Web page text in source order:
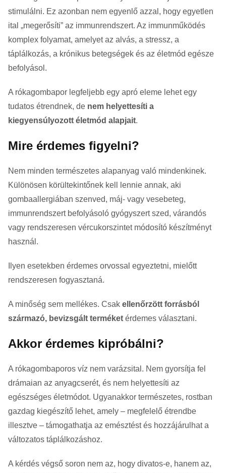
stimulálni. Ez azonban nem egyenlő azzal, hogy egyetlen
ital „megerősíti” az immunrendszert. Az immunműködés
komplex folyamat, amelyet az alvás, a stressz, a
táplálkozás, a krónikus betegségek és az életmód egésze
befolyásol.
A rókagombapor legfeljebb egy apró eleme lehet egy
tudatos étrendnek, de nem helyettesíti a
kiegyensúlyozott életmód alapjait.
Mire érdemes figyelni?
Nem minden természetes alapanyag való mindenkinek.
Különösen körültekintőnek kell lennie annak, aki
gombaallergiában szenved, máj- vagy vesebeteg,
immunrendszert befolyásoló gyógyszert szed, várandós
vagy rendszeresen vércukorszintet módosító készítményt
használ.
Ilyen esetekben érdemes orvossal egyeztetni, mielőtt
rendszeresen fogyasztaná.
A minőség sem mellékes. Csak ellenőrzött forrásból
származó, bevizsgált terméket érdemes választani.
Akkor érdemes kipróbálni?
A rókagombaporos víz nem varázsital. Nem gyorsítja fel
drámaian az anyagcserét, és nem helyettesíti az
egészséges életmódot. Ugyanakkor természetes, rostban
gazdag kiegészítő lehet, amely – megfelelő étrendbe
illesztve – támogathatja az emésztést és hozzájárulhat a
változatos táplálkozáshoz.
A kérdés végső soron nem az, hogy divatos-e, hanem az,